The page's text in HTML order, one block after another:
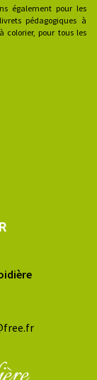
également pour les
pédagogiques à
colorier, pour tous les